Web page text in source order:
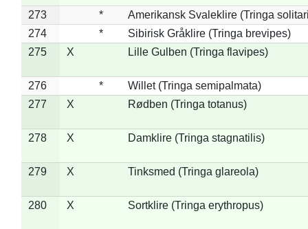
273 *
Amerikansk Svaleklire (Tringa
274
*
Sibirisk Gråklire (Tringa brevipes)
275
X Lille Gulben (Tringa flavipes)
276 *
Willet (Tringa semipalmata)
277
X Rødben (Tringa totanus)
278 X Damklire (Tringa stagnatilis)
279 X Tinksmed (Tringa glareola)
280 X Sortklire (Tringa erythropus)